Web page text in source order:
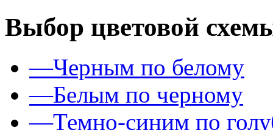
Выбор цветовой
—Черным по белому
—Белым по черному
—Темно-синим по